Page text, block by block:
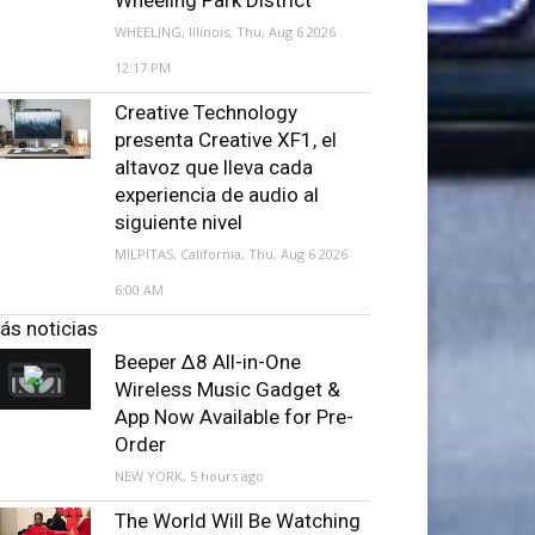
WHEELING, Illinois, Thu, Aug 6 2026
12:17 PM
Creative Technology
presenta Creative XF1, el
altavoz que lleva cada
experiencia de audio al
siguiente nivel
MILPITAS, California, Thu, Aug 6 2026
6:00 AM
noticias
Beeper Δ8 All-in-One
Wireless Music Gadget &
App Now Available for Pre-
Order
NEW YORK, 5 hours ago
The World Will Be Watching